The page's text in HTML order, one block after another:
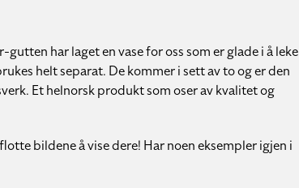
har laget en vase for oss som er glade i å leke
helt separat. De kommer i sett av to og er den
Et helnorsk produkt som oser av kvalitet og
bildene å vise dere! Har noen eksempler igjen i